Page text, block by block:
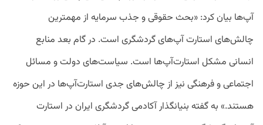
آپ‌ها بیان کرد: «بحث حقوقی و جذب سرمایه از مهمترین
چالش‌های استارت آپ‌های گردشگری‌ است. در گام بعد منابع
انسانی مشکل استارت‌آپ‌ها است. سیاست‌های دولت و مسائل
اجتماعی و فرهنگی نیز از چالش‌های جدی استارت‌آپ‌ها در این حوزه
هستند.» ‏به گفته بنیانگذار آکادمی گردشگری ایران در استارت